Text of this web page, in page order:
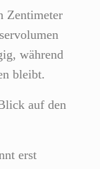
Zentimeter
während
bleibt.
auf den
erst